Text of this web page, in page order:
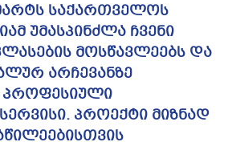
საქართველოს
უმასპინძლა ჩვენი
მოსწავლეებს და
არჩევანზე
პროფესიული
პროექტი მიზნად